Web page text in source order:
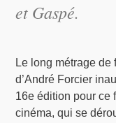
et Gaspé.
Le long métrage
d’André Forcier
16e édition pour ce
cinéma, qui se